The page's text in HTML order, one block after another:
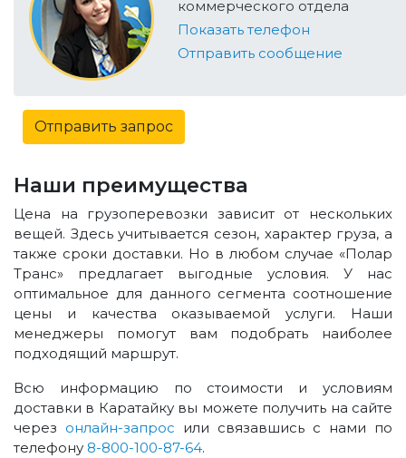
коммерческого отдела
Показать телефон
Отправить сообщение
Отправить запрос
Наши преимущества
Цена на грузоперевозки зависит от нескольких
вещей. Здесь учитывается сезон, характер груза, а
также сроки доставки. Но в любом случае «Полар
Транс» предлагает выгодные условия. У нас
оптимальное для данного сегмента соотношение
цены и качества оказываемой услуги. Наши
менеджеры помогут вам подобрать наиболее
подходящий маршрут.
Всю информацию по стоимости и условиям
доставки в Каратайку вы можете получить на сайте
через онлайн-запрос или связавшись с нами по
телефону 8-800-100-87-64.